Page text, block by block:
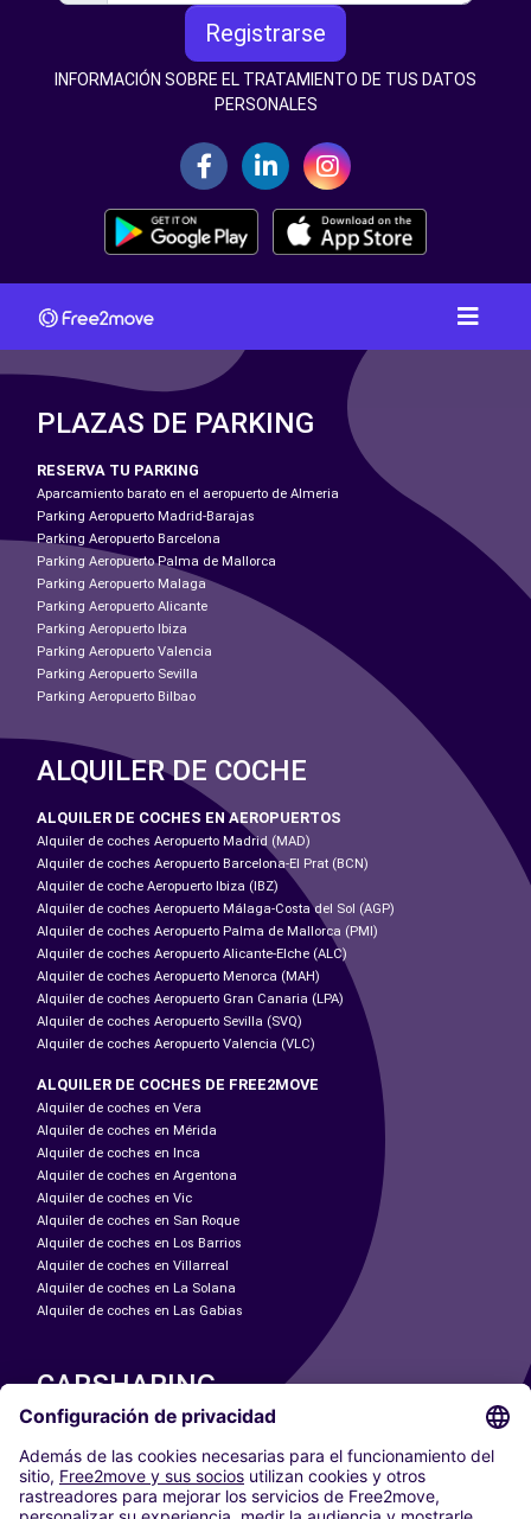
Registrarse
INFORMACIÓN SOBRE EL TRATAMIENTO DE TUS DATOS
PERSONALES
PLAZAS DE PARKING
RESERVA TU PARKING
Aparcamiento barato en el aeropuerto de Almeria
Parking Aeropuerto Madrid-Barajas
Parking Aeropuerto Barcelona
Parking Aeropuerto Palma de Mallorca
Parking Aeropuerto Malaga
Parking Aeropuerto Alicante
Parking Aeropuerto Ibiza
Parking Aeropuerto Valencia
Parking Aeropuerto Sevilla
Parking Aeropuerto Bilbao
ALQUILER DE COCHE
ALQUILER DE COCHES EN AEROPUERTOS
Alquiler de coches Aeropuerto Madrid (MAD)
Alquiler de coches Aeropuerto Barcelona-El Prat (BCN)
Alquiler de coche Aeropuerto Ibiza (IBZ)
Alquiler de coches Aeropuerto Málaga-Costa del Sol (AGP)
Alquiler de coches Aeropuerto Palma de Mallorca (PMI)
Alquiler de coches Aeropuerto Alicante-Elche (ALC)
Alquiler de coches Aeropuerto Menorca (MAH)
Alquiler de coches Aeropuerto Gran Canaria (LPA)
Alquiler de coches Aeropuerto Sevilla (SVQ)
Alquiler de coches Aeropuerto Valencia (VLC)
ALQUILER DE COCHES DE FREE2MOVE
Alquiler de coches en Vera
Alquiler de coches en Mérida
Alquiler de coches en Inca
Alquiler de coches en Argentona
Alquiler de coches en Vic
Alquiler de coches en San Roque
Alquiler de coches en Los Barrios
Alquiler de coches en Villarreal
Alquiler de coches en La Solana
Alquiler de coches en Las Gabias
CARSHARING
NUESTRAS CIUDADES
Paris
Madrid
Washington DC